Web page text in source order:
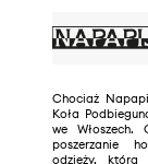
Chociaż
Koła
we
poszerzanie
odzieży,